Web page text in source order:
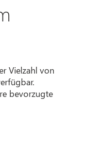
Vielzahl von
bevorzugte